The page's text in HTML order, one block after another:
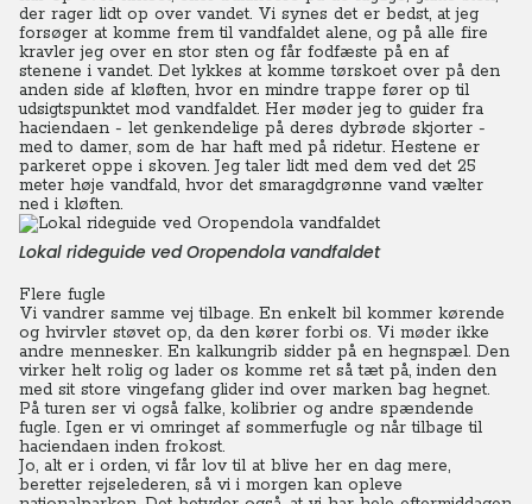
der rager lidt op over vandet. Vi synes det er bedst, at jeg
forsøger at komme frem til vandfaldet alene, og på alle fire
kravler jeg over en stor sten og får fodfæste på en af
stenene i vandet. Det lykkes at komme tørskoet over på den
anden side af kløften, hvor en mindre trappe fører op til
udsigtspunktet mod vandfaldet. Her møder jeg to guider fra
haciendaen - let genkendelige på deres dybrøde skjorter -
med to damer, som de har haft med på ridetur. Hestene er
parkeret oppe i skoven. Jeg taler lidt med dem ved det 25
meter høje vandfald, hvor det smaragdgrønne vand vælter
ned i kløften.
Lokal rideguide ved Oropendola vandfaldet
Flere fugle
Vi vandrer samme vej tilbage. En enkelt bil kommer kørende
og hvirvler støvet op, da den kører forbi os. Vi møder ikke
andre mennesker. En kalkungrib sidder på en hegnspæl. Den
virker helt rolig og lader os komme ret så tæt på, inden den
med sit store vingefang glider ind over marken bag hegnet.
På turen ser vi også falke, kolibrier og andre spændende
fugle. Igen er vi omringet af sommerfugle og når tilbage til
haciendaen inden frokost.
Jo, alt er i orden, vi får lov til at blive her en dag mere,
beretter rejselederen, så vi i morgen kan opleve